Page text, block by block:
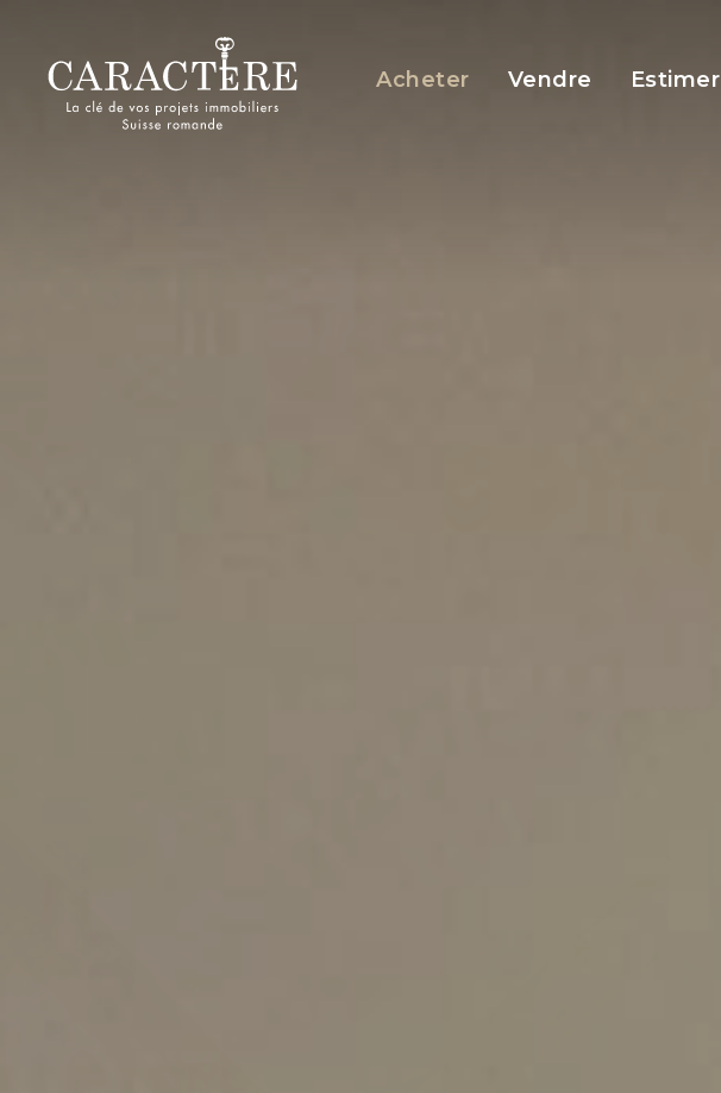
Acheter Vendre Estimer